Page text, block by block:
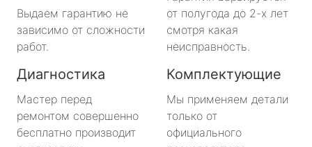
Выдаем гарантию не
зависимо от сложности
работ.
от полугода до 2-х лет
смотря какая
неисправность.
Диагностика
Мастер перед
ремонтом совершенно
бесплатно производит
Комплектующие
Мы применяем детали
только от
официального